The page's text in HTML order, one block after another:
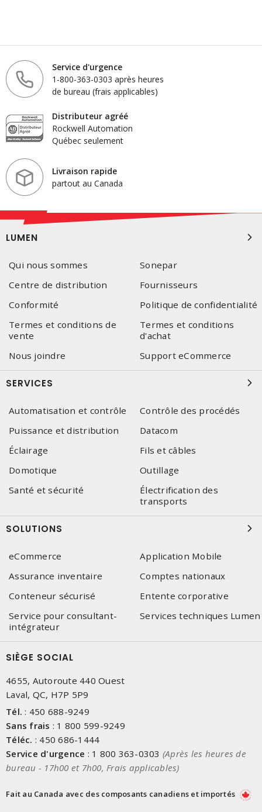
Service d'urgence
1-800-363-0303 après heures
de bureau (frais applicables)
Distributeur agréé
Rockwell Automation
Québec seulement
Livraison rapide
partout au Canada
LUMEN
Qui nous sommes
Sonepar
Centre de distribution
Fournisseurs
Conformité
Politique de confidentialité
Termes et conditions de
vente
Termes et conditions
d'achat
Nous joindre
Support eCommerce
SERVICES
Automatisation et contrôle
Contrôle des procédés
Puissance et distribution
Datacom
Éclairage
Fils et câbles
Domotique
Outillage
Santé et sécurité
Électrification des
transports
SOLUTIONS
eCommerce
Application Mobile
Assurance inventaire
Comptes nationaux
Conteneur sécurisé
Entente corporative
Service pour consultant-
intégrateur
Services techniques Lumen
SIÈGE SOCIAL
4655, Autoroute 440 Ouest
Laval, QC, H7P 5P9
Tél. : 450 688-9249
Sans frais : 1 800 599-9249
Téléc. : 450 686-1444
Service d'urgence : 1 800 363-0303 (Après les heures de
bureau - 17h00 et 7h00, Frais applicables)
Fait au Canada avec des composants canadiens et importés